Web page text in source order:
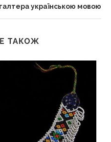
українською мовою
ТАКОЖ